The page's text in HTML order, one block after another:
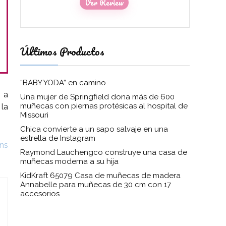
a
Últimos Productos
“BABY YODA” en camino
Una mujer de Springfield dona más de 600
muñecas con piernas protésicas al hospital de
Missouri
Chica convierte a un sapo salvaje en una
estrella de Instagram
Raymond Lauchengco construye una casa de
muñecas moderna a su hija
KidKraft 65079 Casa de muñecas de madera
Annabelle para muñecas de 30 cm con 17
accesorios